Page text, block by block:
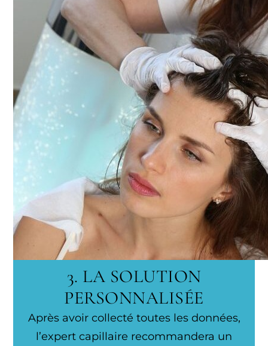
3. LA SOLUTION
PERSONNALISÉE
Après avoir collecté toutes les données,
l’expert capillaire recommandera un